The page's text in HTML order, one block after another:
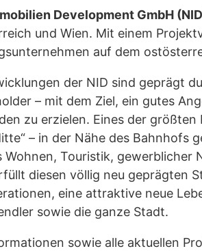
Development GmbH
und Wien. Mit einem
auf dem
der NID sind geprägt
– mit dem Ziel, ein gutes
zu erzielen. Eines der
– in der Nähe des
Wohnen, Touristik,
diesen völlig neu geprägten
eine attraktive neue
sowie die ganze Stadt.
sowie alle aktuellen